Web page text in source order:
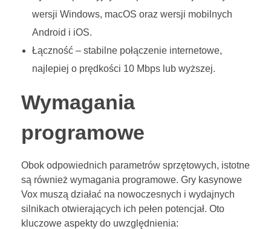
wersji Windows, macOS oraz wersji mobilnych
Android i iOS.
Łączność – stabilne połączenie internetowe,
najlepiej o prędkości 10 Mbps lub wyższej.
Wymagania
programowe
Obok odpowiednich parametrów sprzętowych, istotne
są również wymagania programowe. Gry kasynowe
Vox muszą działać na nowoczesnych i wydajnych
silnikach otwierających ich pełen potencjał. Oto
kluczowe aspekty do uwzględnienia: